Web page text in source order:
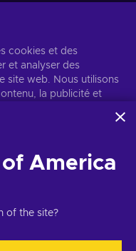
S’abonner
Consultez l'avis de
SARL Helis play,
cookies et des
et analyser des
site web. Nous utilisons
la publicité et
les annonces.
et ses partenaires.
en cliquant sur
Google Business
America
of the site?